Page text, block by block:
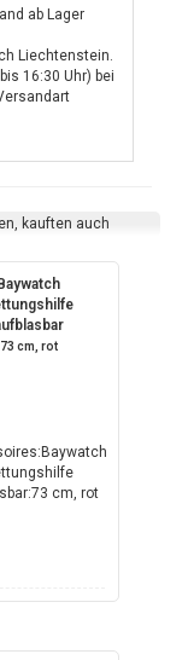
ab Lager
Liechtenstein.
16:30 Uhr) bei
kauften auch
Baywatch
73 cm, rot